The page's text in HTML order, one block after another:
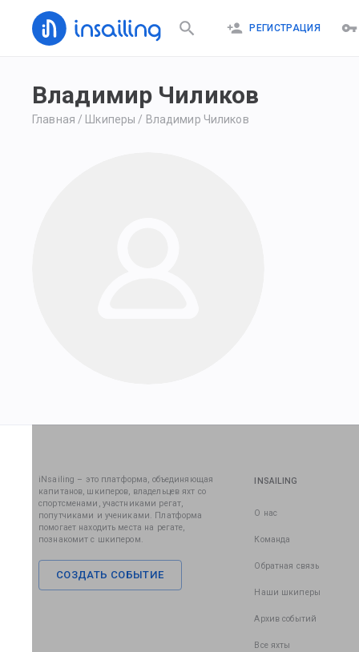
РЕГИСТРАЦИЯ
Владимир Чиликов
Главная / Шкиперы / Владимир Чиликов
iNsailing – это платформа, объединяющая
капитанов, шкиперов, владельцев яхт со
спортсменами, участниками регат,
попутчиками и учениками. Платформа
помогает находить места на регате,
познакомит с шкипером.
СОЗДАТЬ СОБЫТИЕ
INSAILING
О нас
Команда
Обратная связь
Наши шкиперы
Архив событий
Все яхты